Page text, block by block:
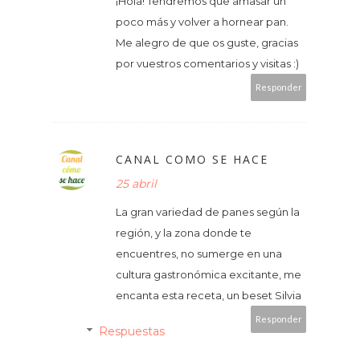
poco más y volver a hornear pan.
Me alegro de que os guste, gracias
por vuestros comentarios y visitas :)
Responder
CANAL COMO SE HACE
25 abril
La gran variedad de panes según la
región, y la zona donde te
encuentres, no sumerge en una
cultura gastronómica excitante, me
encanta esta receta, un beset Silvia
Responder
Respuestas